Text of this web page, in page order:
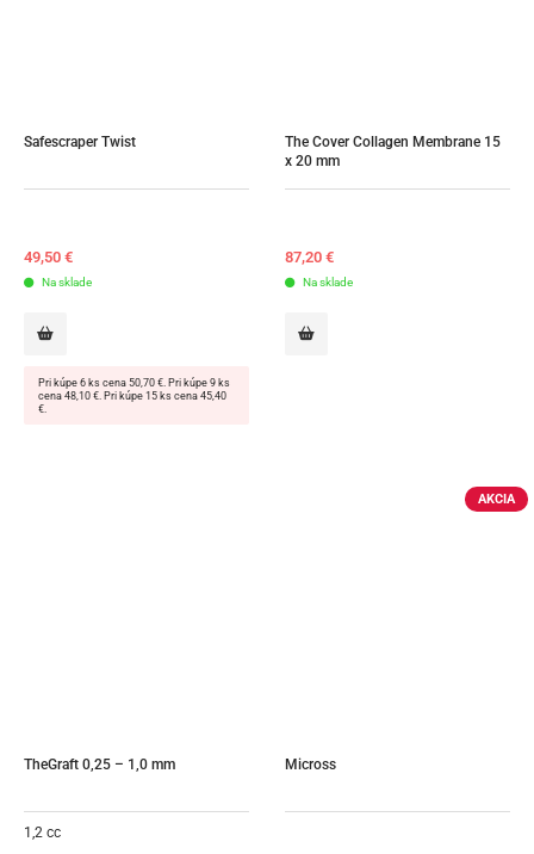
Safescraper Twist
49,50 €
Na sklade
Pri kúpe 6 ks cena 50,70 €. Pri kúpe 9 ks
cena 48,10 €. Pri kúpe 15 ks cena 45,40
€.
The Cover Collagen Membrane 15
x 20 mm
87,20 €
Na sklade
TheGraft 0,25 – 1,0 mm
1,2 cc
AKCIA
Micross